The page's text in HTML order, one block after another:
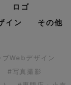
ロゴ
イン
その他
Webデザイン
#写真撮影